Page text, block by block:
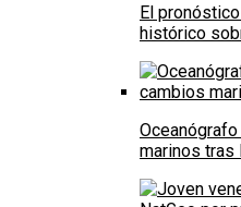
El
histórico
marinos